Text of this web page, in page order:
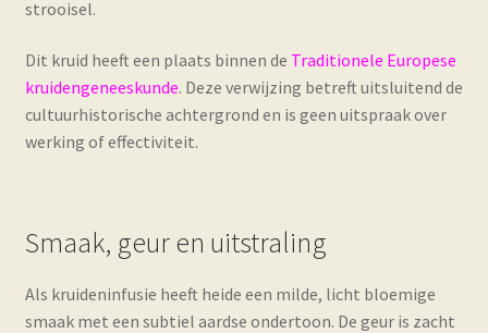
strooisel.
Dit kruid heeft een plaats binnen de Traditionele Europese
kruidengeneeskunde. Deze verwijzing betreft uitsluitend de
cultuurhistorische achtergrond en is geen uitspraak over
werking of effectiviteit.
Smaak, geur en uitstraling
Als kruideninfusie heeft heide een milde, licht bloemige
smaak met een subtiel aardse ondertoon. De geur is zacht